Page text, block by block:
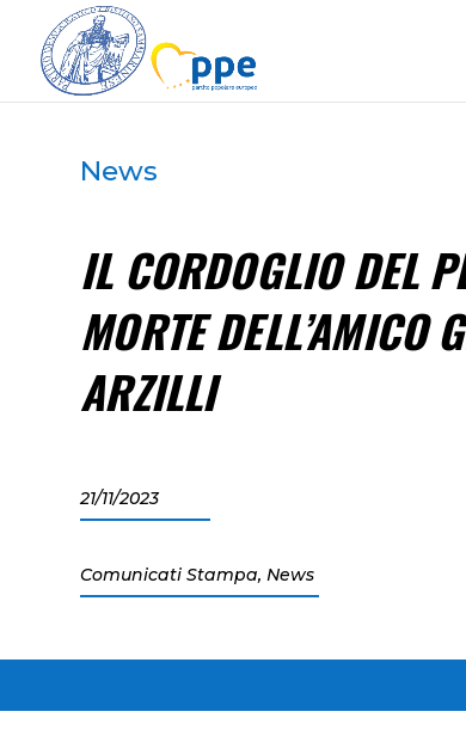
News
IL CORDOGLIO DEL
MORTE DELL’AMICO
ARZILLI
21/11/2023
Comunicati Stampa,News